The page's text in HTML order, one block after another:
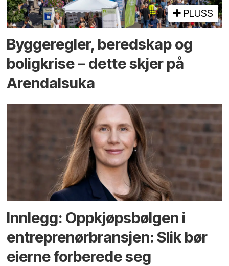
PLUSS
Bygge­regler, beredskap og
bolig­krise – dette skjer på
Arendals­uka
Innlegg: Oppkjøps­bølgen i
entreprenør­bransjen: Slik bør
eierne forberede seg